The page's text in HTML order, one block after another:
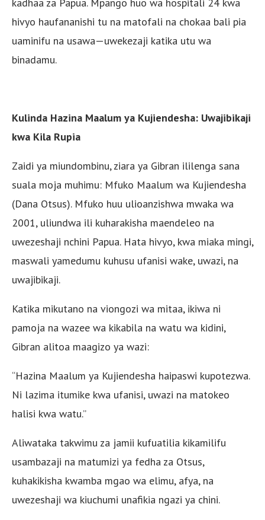
kadhaa za Papua. Mpango huo wa hospitali 24 kwa
hivyo haufananishi tu na matofali na chokaa bali pia
uaminifu na usawa—uwekezaji katika utu wa
binadamu.
Kulinda Hazina Maalum ya Kujiendesha: Uwajibikaji
kwa Kila Rupia
Zaidi ya miundombinu, ziara ya Gibran ililenga sana
suala moja muhimu: Mfuko Maalum wa Kujiendesha
(Dana Otsus). Mfuko huu ulioanzishwa mwaka wa
2001, uliundwa ili kuharakisha maendeleo na
uwezeshaji nchini Papua. Hata hivyo, kwa miaka mingi,
maswali yamedumu kuhusu ufanisi wake, uwazi, na
uwajibikaji.
Katika mikutano na viongozi wa mitaa, ikiwa ni
pamoja na wazee wa kikabila na watu wa kidini,
Gibran alitoa maagizo ya wazi:
“Hazina Maalum ya Kujiendesha haipaswi kupotezwa.
Ni lazima itumike kwa ufanisi, uwazi na matokeo
halisi kwa watu.”
Aliwataka takwimu za jamii kufuatilia kikamilifu
usambazaji na matumizi ya fedha za Otsus,
kuhakikisha kwamba mgao wa elimu, afya, na
uwezeshaji wa kiuchumi unafikia ngazi ya chini.